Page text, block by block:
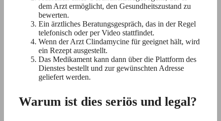
dem Arzt ermöglicht, den Gesundheitszustand zu
bewerten.
Ein ärztliches Beratungsgespräch, das in der Regel
telefonisch oder per Video stattfindet.
Wenn der Arzt Clindamycine für geeignet hält, wird
ein Rezept ausgestellt.
Das Medikament kann dann über die Plattform des
Dienstes bestellt und zur gewünschten Adresse
geliefert werden.
Warum ist dies seriös und legal?